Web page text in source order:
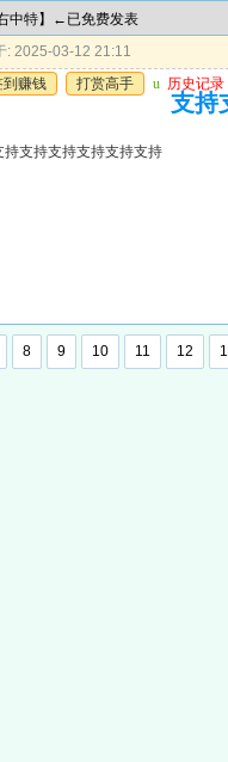
中特】←已免费发表
: 2025-03-12 21:11
到赚钱
打赏高手 u 历史记录
支持
持支持支持支持支持支持
8 9 10 11 12